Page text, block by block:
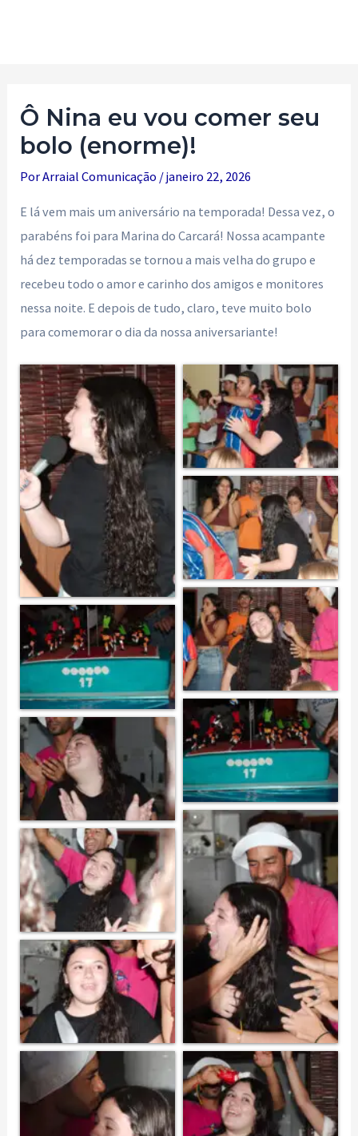
Ô Nina eu vou comer seu
bolo (enorme)!
PorArraial Comunicação /janeiro 22, 2026
E lá vem mais um aniversário na temporada! Dessa vez, o
parabéns foi para Marina do Carcará! Nossa acampante
há dez temporadas se tornou a mais velha do grupo e
recebeu todo o amor e carinho dos amigos e monitores
nessa noite. E depois de tudo, claro, teve muito bolo
para comemorar o dia da nossa aniversariante!